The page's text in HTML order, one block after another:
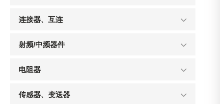
连接器、互连
射频/中频器件
电阻器
传感器、变送器